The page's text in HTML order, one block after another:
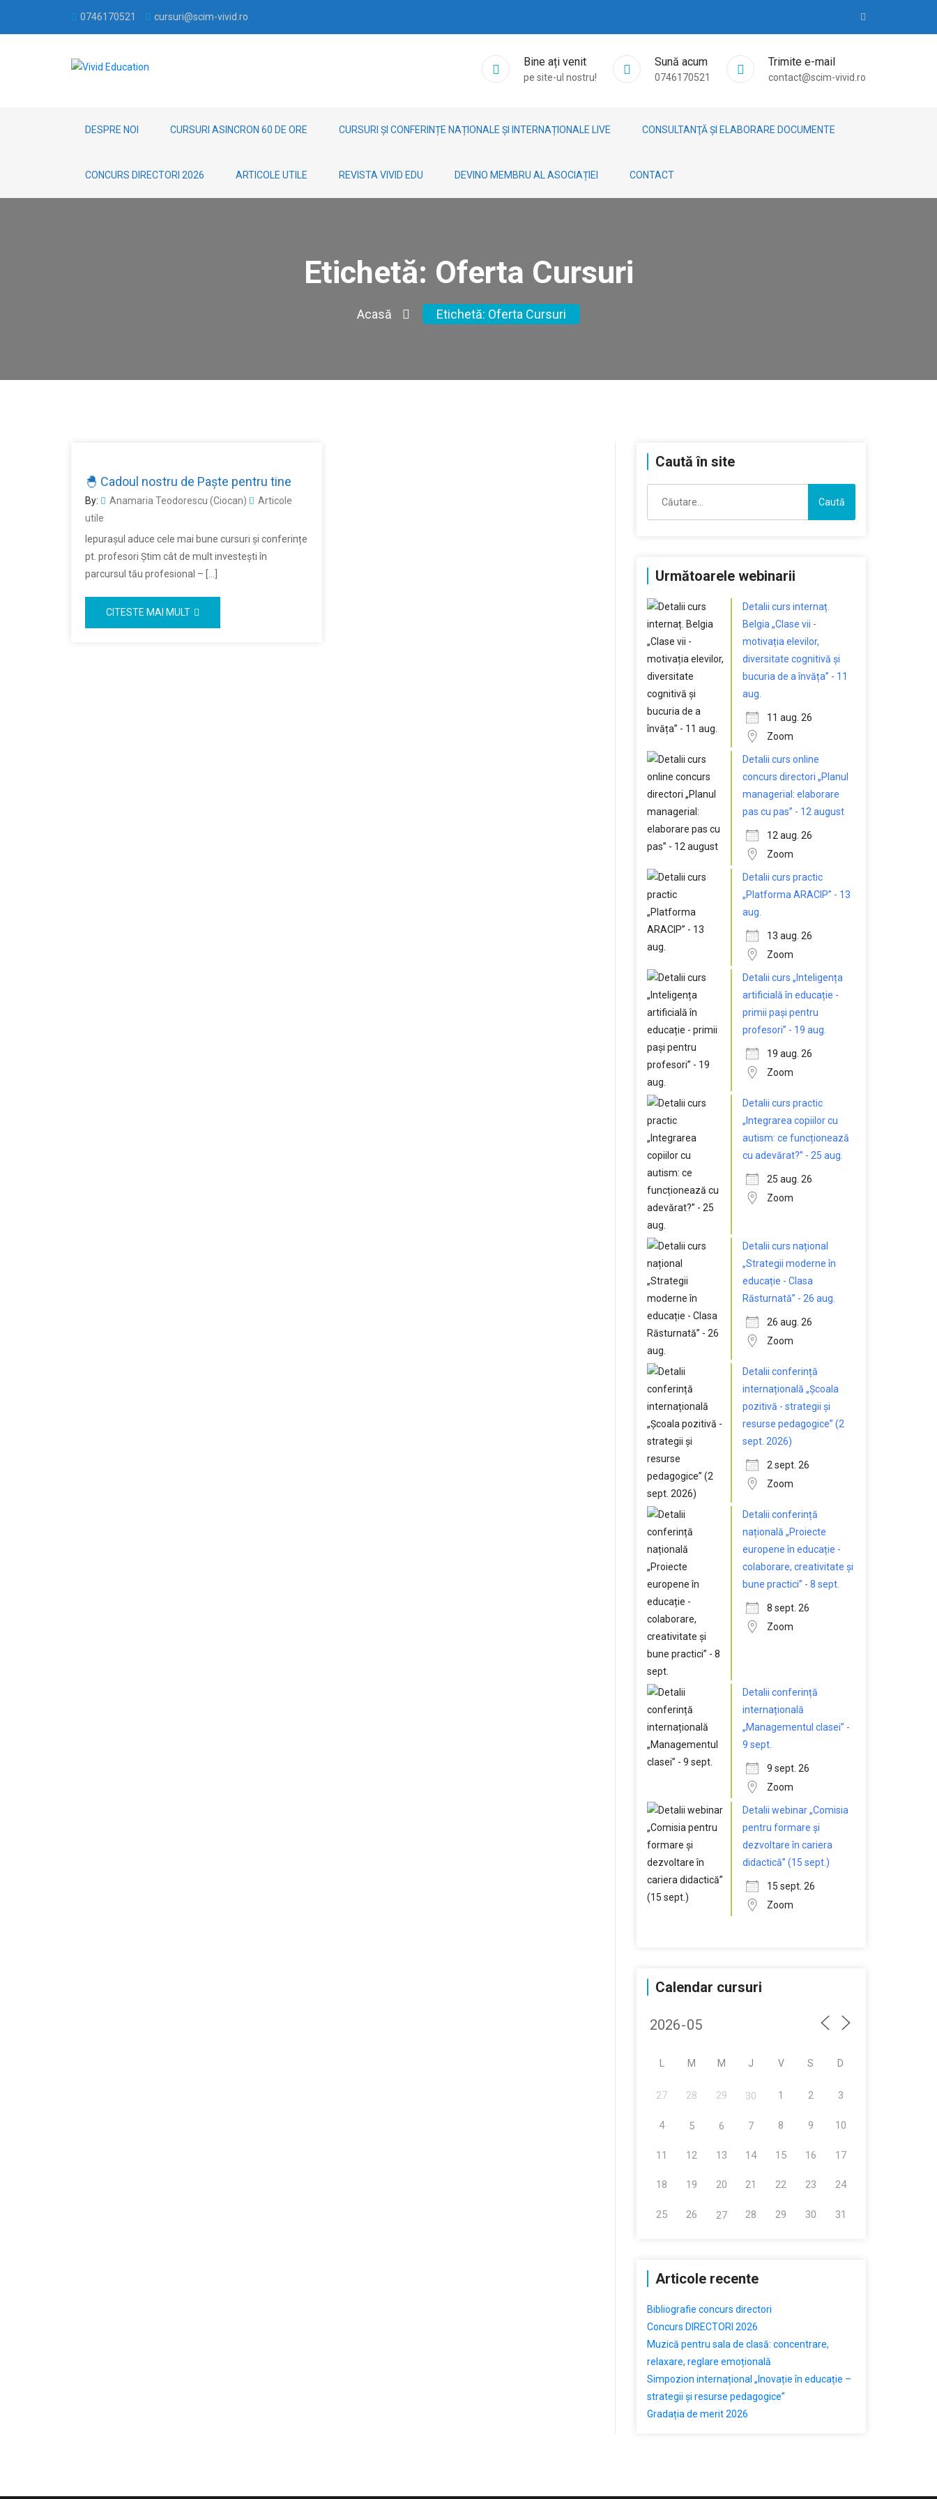
0746170521 cursuri@scim-vivid.ro
Bine ați venit
pe site-ul nostru!
Sună acum
0746170521
Trimite e-mail
contact@scim-vivid.ro
DESPRE NOI CURSURI ASINCRON 60 DE ORE CURSURI ȘI CONFERINȚE NAȚIONALE ȘI INTERNAȚIONALE LIVE CONSULTANŢĂ ȘI ELABORARE DOCUMENTE
CONCURS DIRECTORI 2026 ARTICOLE UTILE REVISTA VIVID EDU DEVINO MEMBRU AL ASOCIAȚIEI CONTACT
Etichetă: Oferta Cursuri
Acasă Etichetă: Oferta Cursuri
🐣 Cadoul nostru de Paşte pentru tine
By: Anamaria Teodorescu (Ciocan)
Articole
utile
Iepurașul aduce cele mai bune cursuri şi conferințe
pt. profesori Știm cât de mult investești în
parcursul tău profesional – […]
CITESTE MAI MULT
Caută în site
după:
Următoarele webinarii
Detalii curs internaț.
Belgia „Clase vii -
motivația elevilor,
diversitate cognitivă și
bucuria de a învăța” - 11
aug.
11 aug. 26
Zoom
Detalii curs online
concurs directori „Planul
managerial: elaborare
pas cu pas” - 12 august
12 aug. 26
Zoom
Detalii curs practic
„Platforma ARACIP” - 13
aug.
13 aug. 26
Zoom
Detalii curs „Inteligența
artificială în educație -
primii pași pentru
profesori” - 19 aug.
19 aug. 26
Zoom
Detalii curs practic
„Integrarea copiilor cu
autism: ce funcționează
cu adevărat?” - 25 aug.
25 aug. 26
Zoom
Detalii curs național
„Strategii moderne în
educație - Clasa
Răsturnată” - 26 aug.
26 aug. 26
Zoom
Detalii conferință
internațională „Școala
pozitivă - strategii și
resurse pedagogice” (2
sept. 2026)
2 sept. 26
Zoom
Detalii conferință
națională „Proiecte
europene în educație -
colaborare, creativitate și
bune practici” - 8 sept.
8 sept. 26
Zoom
Detalii conferință
internațională
„Managementul clasei” -
9 sept.
9 sept. 26
Zoom
Detalii webinar „Comisia
pentru formare și
dezvoltare în cariera
didactică” (15 sept.)
15 sept. 26
Zoom
Calendar cursuri
M M J V S D
27 28 29 30 1 2 3
4 5 6 7 8 9 10
11 12 13 14 15 16 17
18 19 20 21 22 23 24
25 26 27 28 29 30 31
Articole recente
Bibliografie concurs directori
Concurs DIRECTORI 2026
Muzică pentru sala de clasă: concentrare,
relaxare, reglare emoțională
Simpozion internațional „Inovație în educație –
strategii și resurse pedagogice”
Gradația de merit 2026